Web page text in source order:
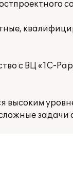
с ВЦ «1С-
задачи